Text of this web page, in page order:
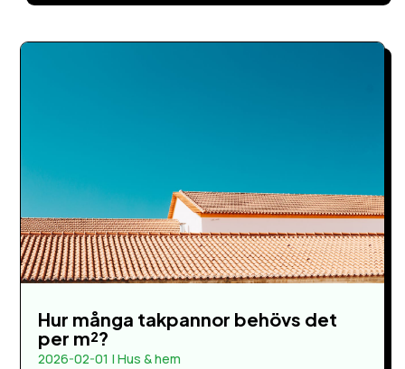
Hur många takpannor behövs det
per m²?
2026-02-01 |Hus & hem